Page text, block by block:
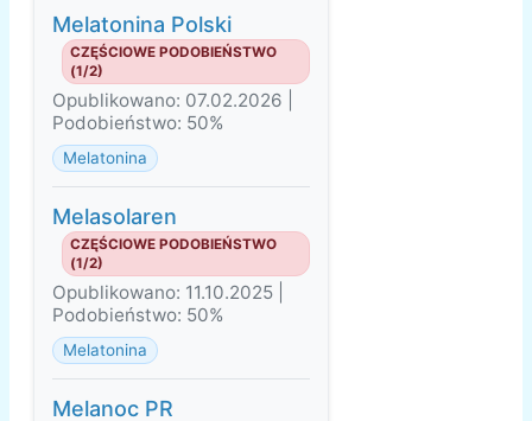
Melatonina Polski
CZĘŚCIOWE PODOBIEŃSTWO
(1/2)
Opublikowano: 07.02.2026 |
Podobieństwo: 50%
Melatonina
Melasolaren
CZĘŚCIOWE PODOBIEŃSTWO
(1/2)
Opublikowano: 11.10.2025 |
Podobieństwo: 50%
Melatonina
Melanoc PR